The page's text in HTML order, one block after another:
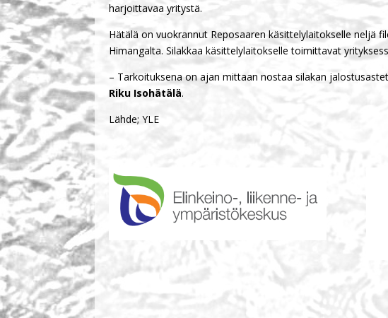
harjoittavaa yritystä.
Hätälä on vuokrannut Reposaaren käsittelylaitokselle
Himangalta. Silakkaa käsittelylaitokselle toimittavat
– Tarkoituksena on ajan mittaan nostaa silakan
Riku Isohätälä.
Lähde; YLE